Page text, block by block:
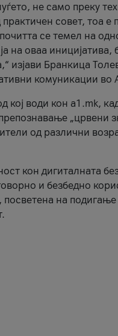
не само преку
совет, тоа
се темел на
оваа иницијатива,
изјави Бранкица
комуникации во
кој води кон a1.mk,
„црвени
од различни
кон дигиталната
и безбедно
на